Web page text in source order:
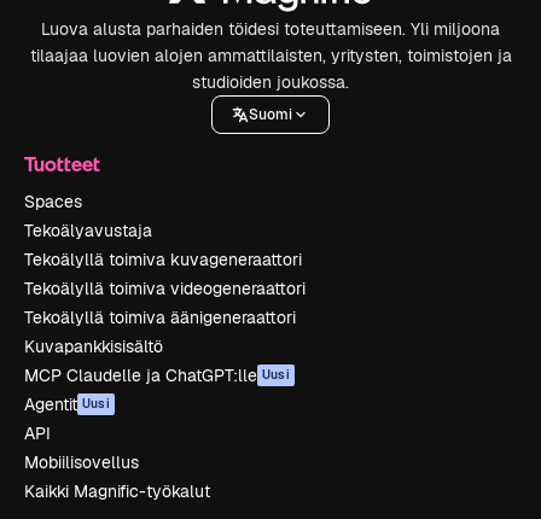
Luova alusta parhaiden töidesi toteuttamiseen. Yli miljoona
tilaajaa luovien alojen ammattilaisten, yritysten, toimistojen ja
studioiden joukossa.
Suomi
Tuotteet
Spaces
Tekoälyavustaja
Tekoälyllä toimiva kuvageneraattori
Tekoälyllä toimiva videogeneraattori
Tekoälyllä toimiva äänigeneraattori
Kuvapankkisisältö
MCP Claudelle ja ChatGPT:lle Uusi
Agentit Uusi
API
Mobiilisovellus
Kaikki Magnific-työkalut